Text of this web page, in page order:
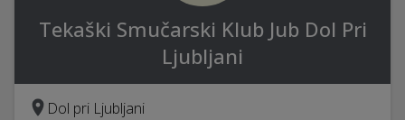
Tekaški Smučarski Klub Jub Dol Pri
Ljubljani
Dol pri Ljubljani